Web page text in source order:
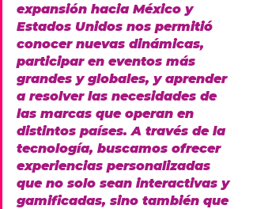
expansión hacia México y
Estados Unidos nos permitió
conocer nuevas dinámicas,
participar en eventos más
grandes y globales, y aprender
a resolver las necesidades de
las marcas que operan en
distintos países. A través de la
tecnología, buscamos ofrecer
experiencias personalizadas
que no solo sean interactivas y
gamificadas, sino también que